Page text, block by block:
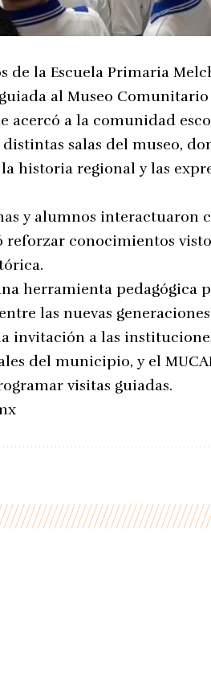
de la Escuela Primaria
al Museo
acercó a la comunidad
salas del museo,
historia regional y las
y alumnos interactuaron
conocimientos
herramienta pedagógica
las nuevas
invitación a las
del municipio, y el
visitas guiadas.